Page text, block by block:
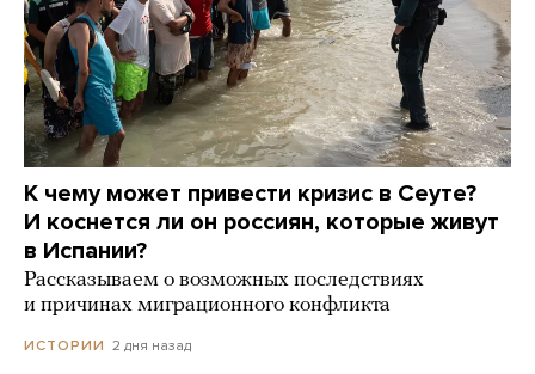
К чему может привести кризис в Сеуте?
И коснется ли он россиян, которые живут
в Испании?
Рассказываем о возможных последствиях
и причинах миграционного конфликта
ИСТОРИИ 2 дня назад